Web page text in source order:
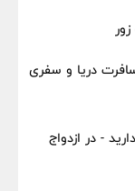
دریا و سفری
- در ازدواج